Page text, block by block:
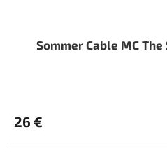
Sommer Cable MC
26 €